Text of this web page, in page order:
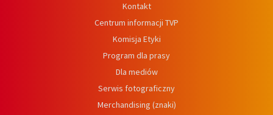
Kontakt
Centrum informacji TVP
Komisja Etyki
Program dla prasy
Dla mediów
Serwis fotograficzny
Merchandising (znaki)